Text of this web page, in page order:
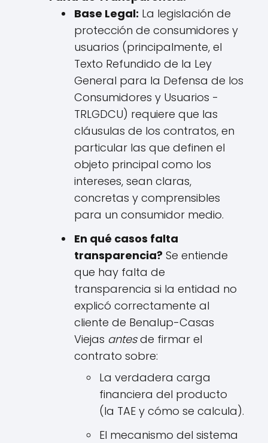
Base Legal: La legislación de
protección de consumidores y
usuarios (principalmente, el
Texto Refundido de la Ley
General para la Defensa de los
Consumidores y Usuarios -
TRLGDCU) requiere que las
cláusulas de los contratos, en
particular las que definen el
objeto principal como los
intereses, sean claras,
concretas y comprensibles
para un consumidor medio.
En qué casos falta
transparencia? Se entiende
que hay falta de
transparencia si la entidad no
explicó correctamente al
cliente de Benalup-Casas
Viejas antesde firmar el
contrato sobre:
La verdadera carga
financiera del producto
(la TAE y cómo se calcula).
El mecanismo del sistema